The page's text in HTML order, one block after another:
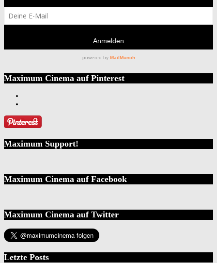
Maximum Cinema auf Pinterest
Maximum Support!
Maximum Cinema auf Facebook
Maximum Cinema auf Twitter
Letzte Posts